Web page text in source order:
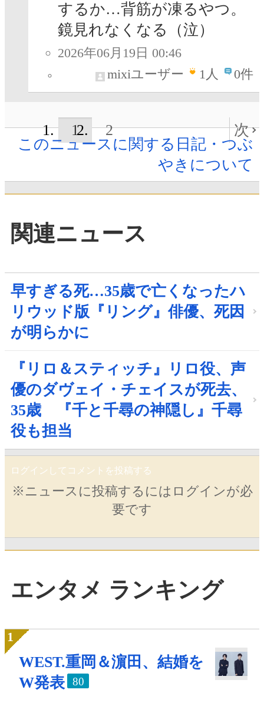
するか…背筋が凍るやつ。
鏡見れなくなる（泣）
2026年06月19日 00:46
mixiユーザー
1人 0件
1 2
次
このニュースに関する日記・つぶ
やきについて
関連ニュース
早すぎる死…35歳で亡くなったハ
リウッド版『リング』俳優、死因
が明らかに
『リロ＆スティッチ』リロ役、声
優のダヴェイ・チェイスが死去、
35歳 『千と千尋の神隠し』千尋
役も担当
ログインしてコメントを投稿する
※ニュースに投稿するにはログインが必
要です
エンタメ ランキング
WEST.重岡＆濵田、結婚を
W発表
80